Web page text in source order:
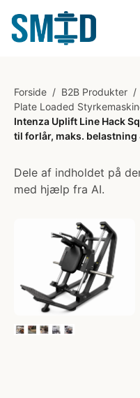
Forside / B2B Produkter /
Plate Loaded
Intenza Uplift Line Hack
til forlår, maks. belastning
Dele af indholdet på
med hjælp fra AI.